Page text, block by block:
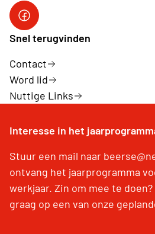
Facebook
Snel terugvinden
Contact
Word lid
Nuttige Links
Interesse in het
Stuur een mail naar
ontvang het jaarprogramma
werkjaar. Zin om mee te
graag op een van onze